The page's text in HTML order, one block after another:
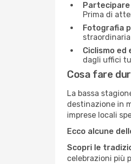
Prima di
Fotografia
Ciclismo ed
dagli uffici
Cosa fare
La bassa
destinazione in
imprese locali
Ecco alcune
Scopri le
celebrazioni più